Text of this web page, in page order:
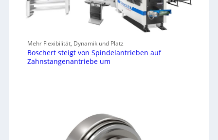
Mehr Flexibilität, Dynamik und Platz
Boschert steigt von Spindelantrieben auf
Zahnstangenantriebe um